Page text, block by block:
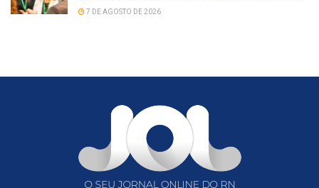
7 DE AGOSTO DE 2026